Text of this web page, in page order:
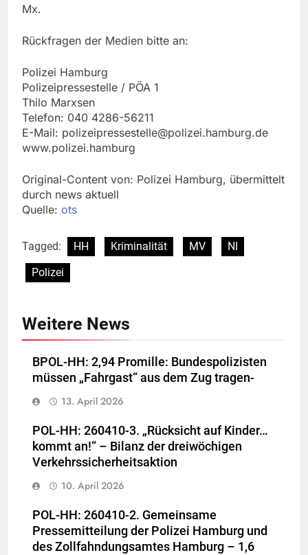
Mx.
Rückfragen der Medien bitte an:
Polizei Hamburg
Polizeipressestelle / PÖA 1
Thilo Marxsen
Telefon: 040 4286-56211
E-Mail: polizeipressestelle@polizei.hamburg.de
www.polizei.hamburg
Original-Content von: Polizei Hamburg, übermittelt
durch news aktuell
Quelle: ots
Tagged: HH Kriminalität MV
NI
Polizei
Weitere News
BPOL-HH: 2,94 Promille: Bundespolizisten
müssen „Fahrgast“ aus dem Zug tragen-
13. April 2026
POL-HH: 260410-3. „Rücksicht auf Kinder…
kommt an!“ – Bilanz der dreiwöchigen
Verkehrssicherheitsaktion
10. April 2026
POL-HH: 260410-2. Gemeinsame
Pressemitteilung der Polizei Hamburg und
des Zollfahndungsamtes Hamburg – 1,6